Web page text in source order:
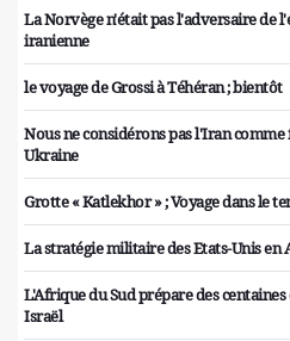
La Norvège n'était pas l'adversaire de
iranienne
le voyage de Grossi à Téhéran ; bientôt
Nous ne considérons pas l'Iran
Ukraine
Grotte « Katlekhor » ; Voyage dans le
La stratégie militaire des Etats-Unis en
L'Afrique du Sud prépare des
Israël